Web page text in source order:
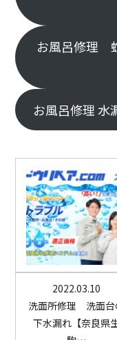
お風呂修理
お風呂修理 水
2022.03.10
洗面所修理 洗面台
下水漏れ【奈良県